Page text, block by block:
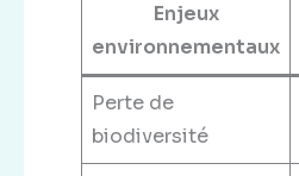
Enjeux
environnementaux
Perte de
biodiversité